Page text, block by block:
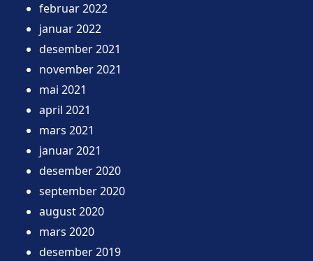
februar 2022
januar 2022
desember 2021
november 2021
mai 2021
april 2021
mars 2021
januar 2021
desember 2020
september 2020
august 2020
mars 2020
desember 2019